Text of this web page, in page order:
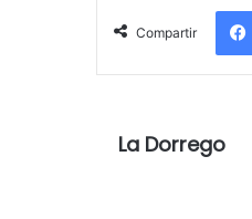
Compartir
La Dorrego